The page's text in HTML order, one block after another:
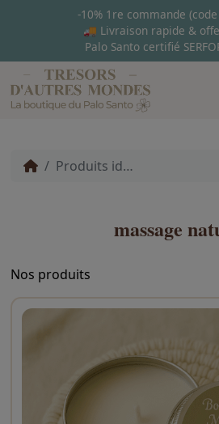
-10% 1re commande (code
🚚 Livraison rapide &
Palo Santo certifié
Produits identifiés “massage naturel”
massage
Nos produits